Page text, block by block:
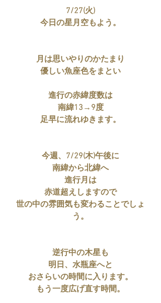
7/27(火)
今日の星月空もよう。
月は思いやりのかたまり
優しい魚座色をまとい
進行の赤緯度数は
南緯13→9度
足早に流れゆきます。
今週、7/29(木)午後に
南緯から北緯へ
進行月は
赤道超えしますので
世の中の雰囲気も変わることでしょ
う。
逆行中の木星も
明日、水瓶座へと
おさらいの時間に入ります。
もう一度広げ直す時間。